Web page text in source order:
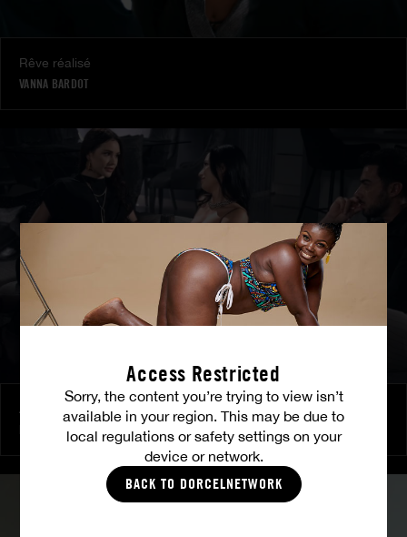
Access Restricted
Sorry, the content you’re trying to view isn’t
available in your region. This may be due to
local regulations or safety settings on your
device or network.
BACK TO DORCELNETWORK
Rêve réalisé
VANNA BARDOT
Amitié brûlante
MILENA RAY
MATTY MILA PEREZ